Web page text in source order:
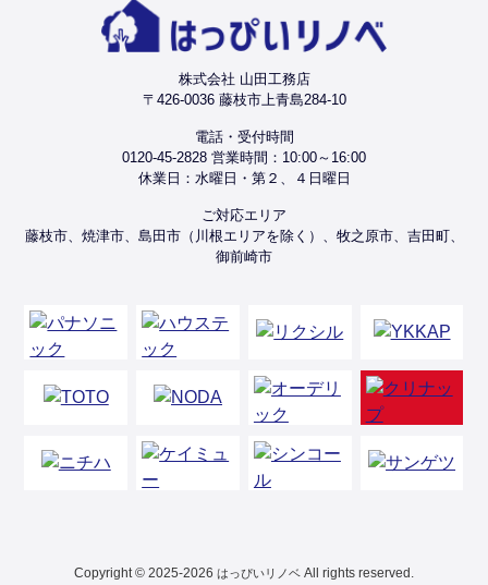
株式会社 山田工務店
〒426-0036 藤枝市上青島284-10
電話・受付時間
0120-45-2828 営業時間：10:00～16:00
休業日：水曜日・第２、４日曜日
ご対応エリア
藤枝市、焼津市、島田市（川根エリアを除く）、牧之原市、吉田町、
御前崎市
Copyright © 2025-2026 はっぴいリノベ All rights reserved.